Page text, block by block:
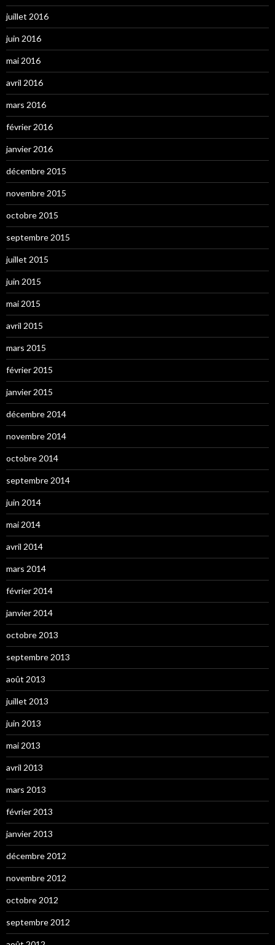
juillet 2016
juin 2016
mai 2016
avril 2016
mars 2016
février 2016
janvier 2016
décembre 2015
novembre 2015
octobre 2015
septembre 2015
juillet 2015
juin 2015
mai 2015
avril 2015
mars 2015
février 2015
janvier 2015
décembre 2014
novembre 2014
octobre 2014
septembre 2014
juin 2014
mai 2014
avril 2014
mars 2014
février 2014
janvier 2014
octobre 2013
septembre 2013
août 2013
juillet 2013
juin 2013
mai 2013
avril 2013
mars 2013
février 2013
janvier 2013
décembre 2012
novembre 2012
octobre 2012
septembre 2012